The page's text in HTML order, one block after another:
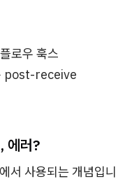
로우 훅스
receive
에러?
에서 사용되는 개념입니